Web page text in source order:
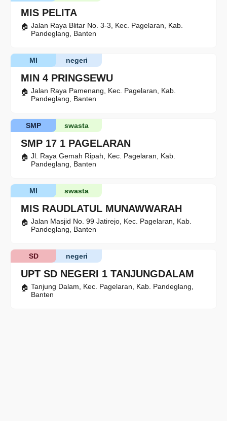
MIS PELITA
Jalan Raya Blitar No. 3-3, Kec. Pagelaran, Kab.
Pandeglang, Banten
MIN 4 PRINGSEWU
negeri
MI
Jalan Raya Pamenang, Kec. Pagelaran, Kab.
Pandeglang, Banten
SMP 17 1 PAGELARAN
swasta
SMP
Jl. Raya Gemah Ripah, Kec. Pagelaran, Kab.
Pandeglang, Banten
MIS RAUDLATUL MUNAWWARAH
swasta
MI
Jalan Masjid No. 99 Jatirejo, Kec. Pagelaran, Kab.
Pandeglang, Banten
UPT SD NEGERI 1 TANJUNGDALAM
negeri
SD
Tanjung Dalam, Kec. Pagelaran, Kab. Pandeglang,
Banten